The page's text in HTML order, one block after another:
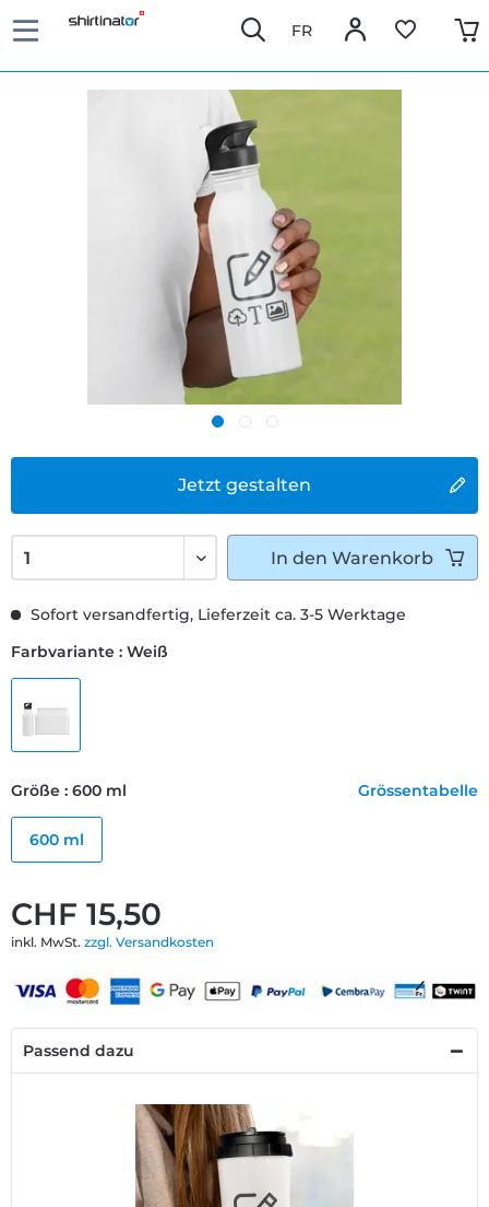
FR
Jetzt gestalten
CHF 15,50
inkl. MwSt. zzgl. Versandkosten
Sofort versandfertig, Lieferzeit ca. 3-5 Werktage
Farbvariante : Weiß
Größe : 600 ml Grössentabelle
600 ml
In den Warenkorb
Passend dazu